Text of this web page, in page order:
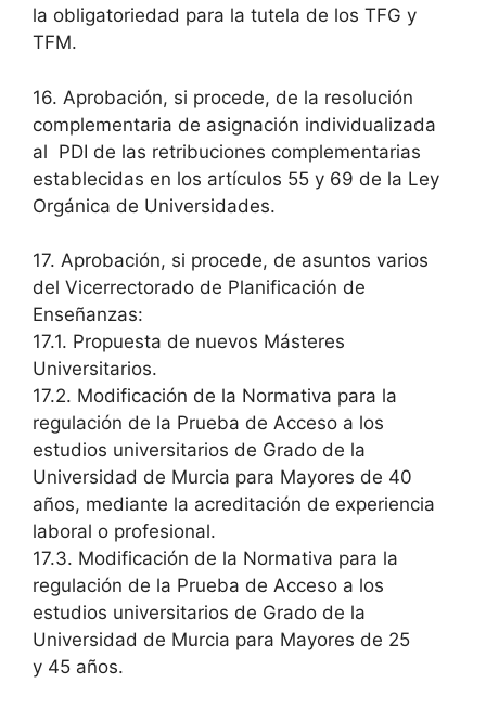
la obligatoriedad para la tutela de los TFG y
TFM.
16. Aprobación, si procede, de la resolución
complementaria de asignación individualizada
al PDI de las retribuciones complementarias
establecidas en los artículos 55 y 69 de la Ley
Orgánica de Universidades.
17. Aprobación, si procede, de asuntos varios
del Vicerrectorado de Planificación de
Enseñanzas:
17.1. Propuesta de nuevos Másteres
Universitarios.
17.2. Modificación de la Normativa para la
regulación de la Prueba de Acceso a los
estudios universitarios de Grado de la
Universidad de Murcia para Mayores de 40
años, mediante la acreditación de experiencia
laboral o profesional.
17.3. Modificación de la Normativa para la
regulación de la Prueba de Acceso a los
estudios universitarios de Grado de la
Universidad de Murcia para Mayores de 25
y 45 años.